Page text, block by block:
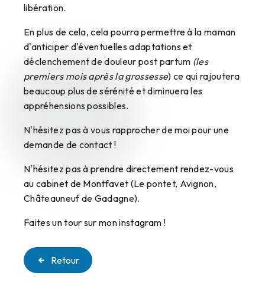
libération.
En plus de cela, cela pourra permettre à la mam​​​​​​​an
d'anticiper d'éventuelles adaptations et
déclenchement de douleur post partum (le​​​​​​​s
premiers mois après la grossesse) ce qui rajoutera
beaucoup plus de sérénité et diminuera les
appréhensions possibles.
N'hésitez pas à vous rapprocher de moi pour une
demande de contact !
N'hésitez pas à prendre directement rendez-vous
au cabinet de Montfavet (Le pontet, Avignon,
Châteauneuf de Gadagne).
Faites un tour sur mon instagram !
Retour